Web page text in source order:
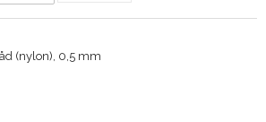
(nylon), 0,5 mm